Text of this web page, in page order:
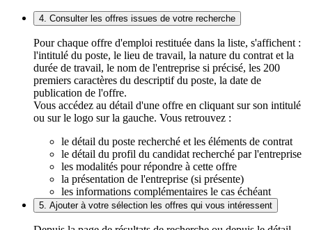
4. Consulter les offres issues de votre recherche
Pour chaque offre d'emploi restituée dans la liste, s'affichent :
l'intitulé du poste, le lieu de travail, la nature du contrat et la
durée de travail, le nom de l'entreprise si précisé, les 200
premiers caractères du descriptif du poste, la date de
publication de l'offre.
Vous accédez au détail d'une offre en cliquant sur son intitulé
ou sur le logo sur la gauche. Vous retrouvez :
le détail du poste recherché et les éléments de contrat
le détail du profil du candidat recherché par l'entreprise
les modalités pour répondre à cette offre
la présentation de l'entreprise (si présente)
les informations complémentaires le cas échéant
5. Ajouter à votre sélection les offres qui vous intéressent